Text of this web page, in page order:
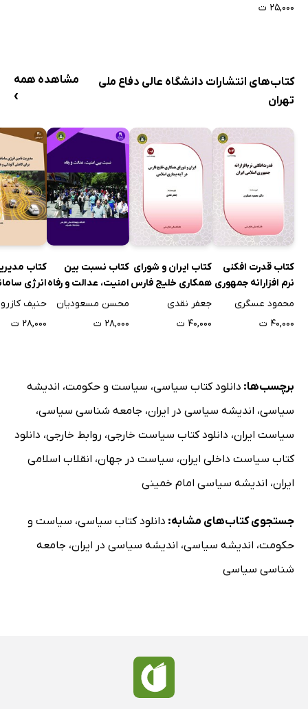
رویکرد اسلامی
۲۵,۰۰۰ ت
کتاب‌های انتشارات دانشگاه عالی دفاع ملی
تهران
مشاهده همه
›
کتاب قدرت افکنی
نرم افزارانه جمهوری
اسلامی ایران
محمود عسگری
۴۰,۰۰۰ ت
کتاب ایران و شورای
همکاری خلیج فارس
در آینه بیداری
جعفر نقدی
۴۰,۰۰۰ ت
کتاب نسبت بین
امنیت، عدالت و رفاه
محسن مسعودیان
۲۸,۰۰۰ ت
کتاب
انرژی
حمل و نقل
هزینه
حنیف
۲۸,۰۰۰ ت
برچسب‌ها: دانلود کتاب سیاسی، سیاست و حکومت، اندیشه
سیاسی، اندیشه سیاسی در ایران، جامعه شناسی سیاسی،
سیاست ایران، دانلود کتاب سیاست خارجی، روابط خارجی، دانلود
کتاب سیاست داخلی ایران، سیاست در جهان، انقلاب اسلامی
ایران، اندیشه سیاسی امام خمینی
جستجوی کتاب‌های مشابه: دانلود کتاب سیاسی، سیاست و
حکومت، اندیشه سیاسی، اندیشه سیاسی در ایران، جامعه
شناسی سیاسی